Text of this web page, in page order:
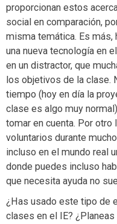
proporcionan estos
social en comparación,
misma temática. Es más,
una nueva tecnología en
en un distractor, que
los objetivos de la clase.
tiempo (hoy en día la
clase es algo muy
tomar en cuenta. Por
voluntarios durante
incluso en el mundo real
donde puedes incluso
que necesita ayuda no
¿Has usado este tipo de
clases en el IE?